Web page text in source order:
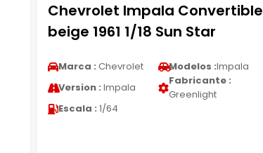
Chevrolet Impala Convertible
beige 1961 1/18 Sun Star
Marca : Chevrolet Modelos :Impala
Version : Impala
Fabricante :
Greenlight
Escala : 1/64